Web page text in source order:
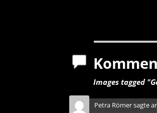
Images tagged
Petra Römersagte